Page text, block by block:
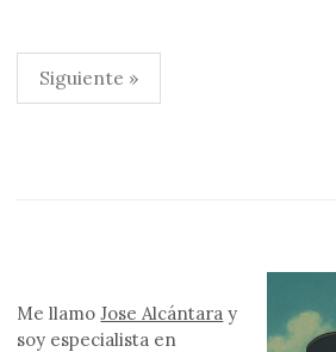
Paginación
de
Siguiente »
Me llamoJose Alcántara y
soy especialista en